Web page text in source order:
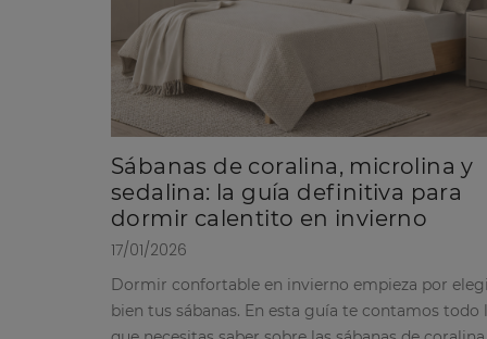
Sábanas de coralina, microlina y
sedalina: la guía definitiva para
dormir calentito en invierno
17/01/2026
Dormir confortable en invierno empieza por
bien tus sábanas. En esta guía te contamos todo